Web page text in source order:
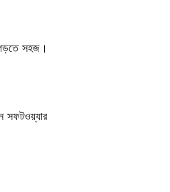
পড়তে সহজ।
সফটওয়্যার